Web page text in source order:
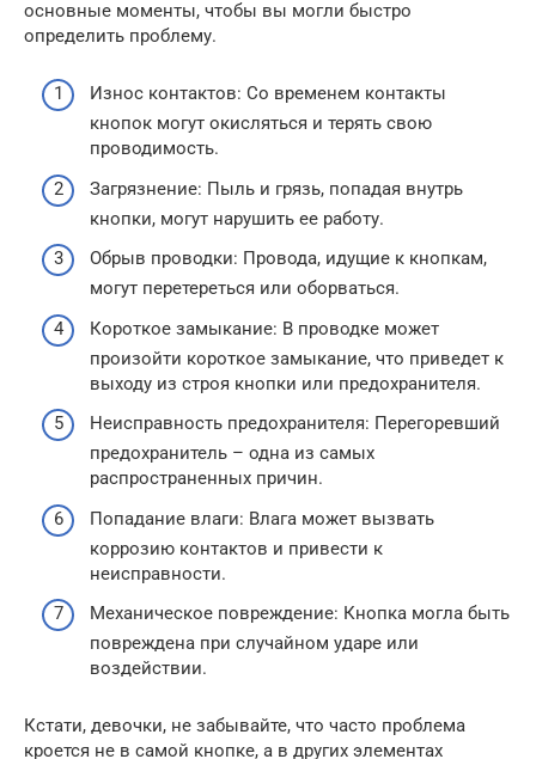
основные моменты, чтобы вы могли быстро
определить проблему.
Износ контактов: Со временем контакты
кнопок могут окисляться и терять свою
проводимость.
Загрязнение: Пыль и грязь, попадая внутрь
кнопки, могут нарушить ее работу.
Обрыв проводки: Провода, идущие к кнопкам,
могут перетереться или оборваться.
Короткое замыкание: В проводке может
произойти короткое замыкание, что приведет к
выходу из строя кнопки или предохранителя.
Неисправность предохранителя: Перегоревший
предохранитель – одна из самых
распространенных причин.
Попадание влаги: Влага может вызвать
коррозию контактов и привести к
неисправности.
Механическое повреждение: Кнопка могла быть
повреждена при случайном ударе или
воздействии.
Кстати, девочки, не забывайте, что часто проблема
кроется не в самой кнопке, а в других элементах